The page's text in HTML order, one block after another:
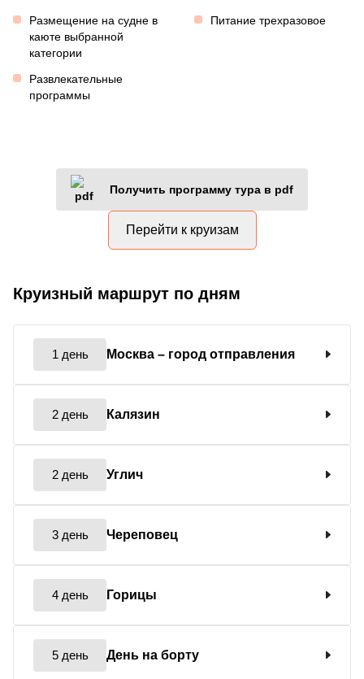
Размещение на судне в
каюте выбранной
категории
Питание трехразовое
Развлекательные
программы
Получить программу тура в pdf
Перейти к круизам
Круизный маршрут по дням
1 день Москва – город отправления
2 день Калязин
2 день Углич
3 день Череповец
4 день Горицы
5 день День на борту